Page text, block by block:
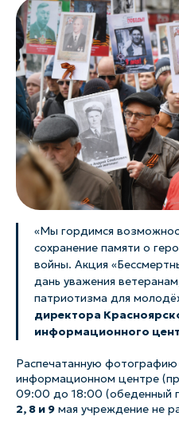
«Мы гордимся
сохранение памяти о
войны. Акция
дань уважения
патриотизма для
директора
информационного
Распечатанную
информационном центре
09:00 до 18:00 (обеденный
2, 8 и 9 мая учреждение не